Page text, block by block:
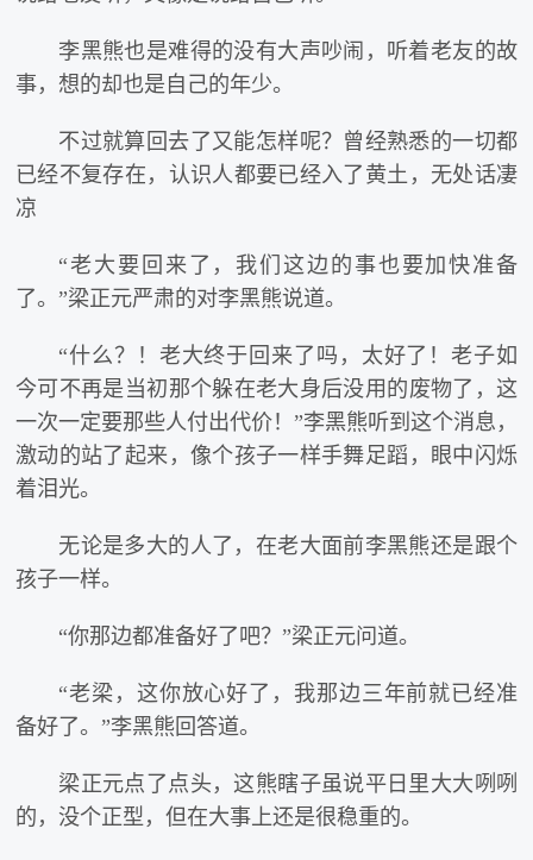
李黑熊也是难得的没有大声吵闹，听着老友的故
事，想的却也是自己的年少。
不过就算回去了又能怎样呢？曾经熟悉的一切都
已经不复存在，认识人都要已经入了黄土，无处话凄
凉
“老大要回来了，我们这边的事也要加快准备
了。”梁正元严肃的对李黑熊说道。
“什么？！老大终于回来了吗，太好了！老子如
今可不再是当初那个躲在老大身后没用的废物了，这
一次一定要那些人付出代价！”李黑熊听到这个消息，
激动的站了起来，像个孩子一样手舞足蹈，眼中闪烁
着泪光。
无论是多大的人了，在老大面前李黑熊还是跟个
孩子一样。
“你那边都准备好了吧？”梁正元问道。
“老梁，这你放心好了，我那边三年前就已经准
备好了。”李黑熊回答道。
梁正元点了点头，这熊瞎子虽说平日里大大咧咧
的，没个正型，但在大事上还是很稳重的。